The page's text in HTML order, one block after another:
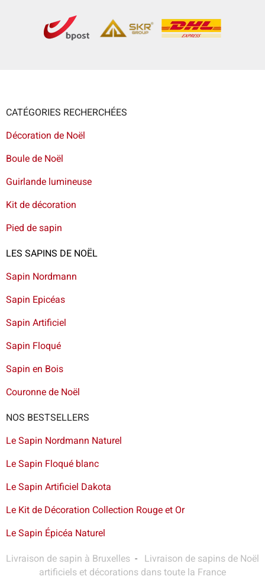
CATÉGORIES RECHERCHÉES
Décoration de Noël
Boule de Noël
Guirlande lumineuse
Kit de décoration
Pied de sapin
LES SAPINS DE NOËL
Sapin Nordmann
Sapin Epicéas
Sapin Artificiel
Sapin Floqué
Sapin en Bois
Couronne de Noël
NOS BESTSELLERS
Le Sapin Nordmann Naturel
Le Sapin Floqué blanc
Le Sapin Artificiel Dakota
Le Kit de Décoration Collection Rouge et Or
Le Sapin Épicéa Naturel
Livraison de sapin à Bruxelles - Livraison de sapins de Noël
artificiels et décorations dans toute la France